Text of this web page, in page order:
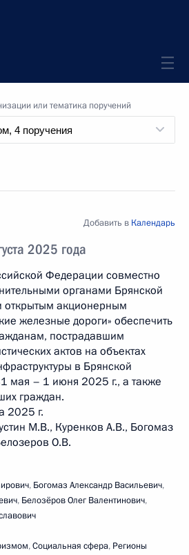
или тематика поручений
2025 года
Добавить в Календарь
Федерации совместно
органами Брянской
открытым акционерным
железные дороги» обеспечить
пострадавшим
актов на объектах
в Брянской
мая – 1 июня 2025 г., а также
граждан.
2025 г.
М.В., Куренков А.В., Богомаз
О.В.
, Богомаз Александр Васильевич,
, Белозёров Олег Валентинович,
,Социальная сфера, Регионы